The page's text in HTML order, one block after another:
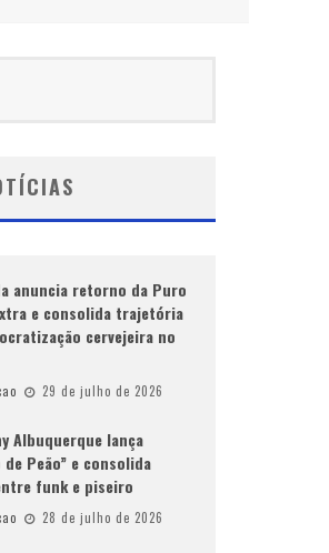
anuncia retorno da Puro
e consolida trajetória
cervejeira no
29 de julho de 2026
Albuquerque lança
de Peão” e consolida
funk e piseiro
28 de julho de 2026